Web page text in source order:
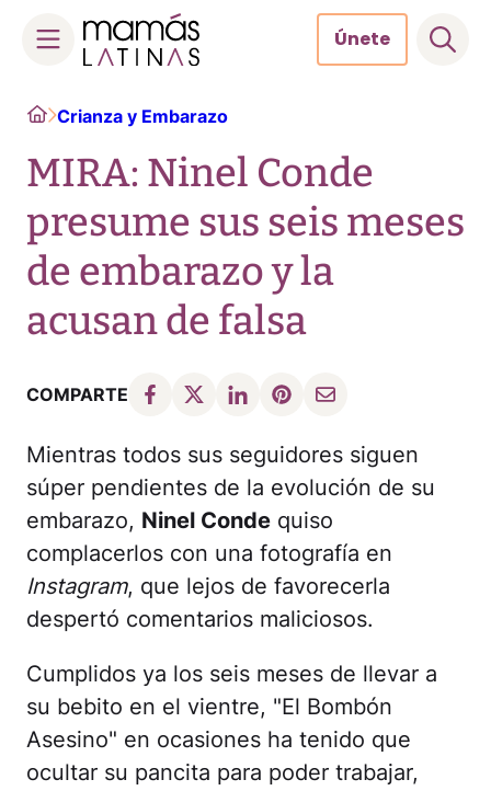
content
Únete
HomeCrianza y Embarazo
MIRA: Ninel Conde
presume sus seis meses
de embarazo y la
acusan de falsa
COMPARTE
Mientras todos sus seguidores siguen
súper pendientes de la evolución de su
embarazo, Ninel Conde quiso
complacerlos con una fotografía en
Instagram, que lejos de favorecerla
despertó comentarios maliciosos.
Cumplidos ya los seis meses de llevar a
su bebito en el vientre, "El Bombón
Asesino" en ocasiones ha tenido que
ocultar su pancita para poder trabajar,